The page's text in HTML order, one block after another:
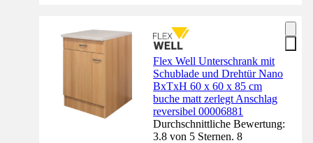
Flex Well Unterschrank mit
Schublade und Drehtür Nano
BxTxH 60 x 60 x 85 cm
buche matt zerlegt Anschlag
reversibel 00006881
Durchschnittliche Bewertung:
3.8 von 5 Sternen. 8